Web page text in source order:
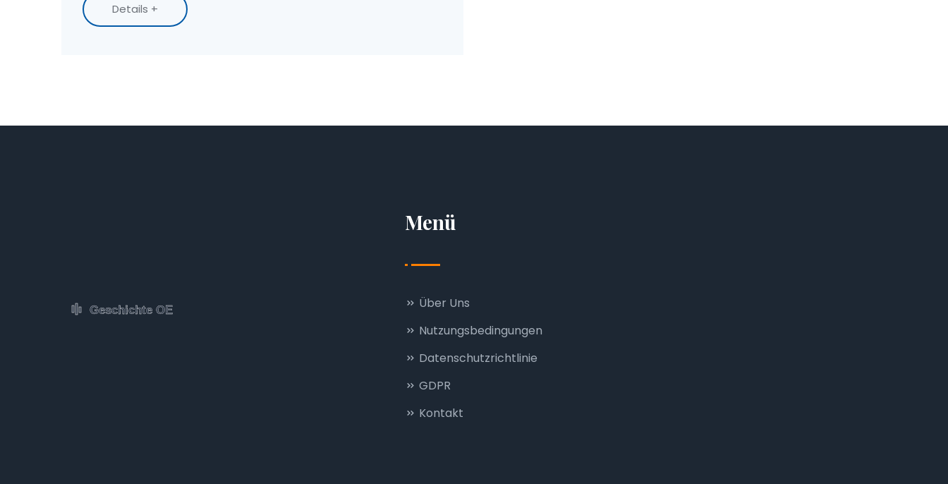
Details +
Menü
Über Uns
Nutzungsbedingungen
Datenschutzrichtlinie
GDPR
Kontakt